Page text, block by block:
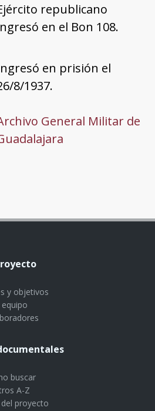
republicano
en el Bon 108.
en prisión el
8/1937.
General Militar de
y objetivos
equipo
buscar
A-Z
proyecto